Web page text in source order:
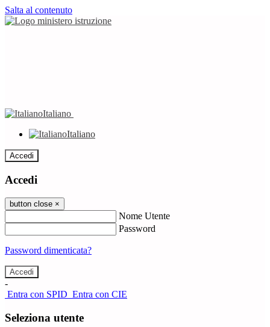
Salta al contenuto
Italiano
Italiano
Accedi
Accedi
button close ×
Nome Utente
Password
Password dimenticata?
-
Entra con SPID Entra con CIE
Seleziona utente